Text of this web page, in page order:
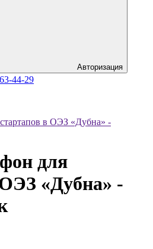
Авторизация
44-29
в ОЭЗ «Дубна» -
для
«Дубна» -